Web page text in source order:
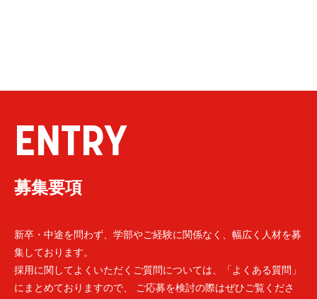
ENTRY
募集要項
新卒・中途を問わず、学部やご経験に関係なく、幅広く人材を募
集しております。
採用に関してよくいただくご質問については、「よくある質問」
にまとめておりますので、 ご応募を検討の際はぜひご覧くださ